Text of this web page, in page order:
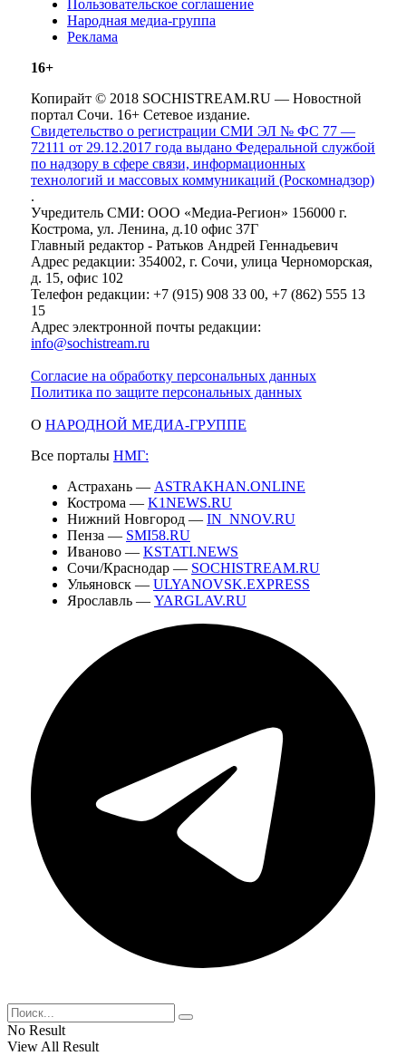
Пользовательское соглашение
Народная медиа-группа
Реклама
16+
Копирайт © 2018 SOCHISTREAM.RU — Новостной
портал Сочи. 16+ Сетевое издание.
Свидетельство о регистрации СМИ ЭЛ № ФС 77 —
72111 от 29.12.2017 года выдано Федеральной службой
по надзору в сфере связи, информационных
технологий и массовых коммуникаций (Роскомнадзор)
.
Учредитель СМИ: ООО «Медиа-Регион» 156000 г.
Кострома, ул. Ленина, д.10 офис 37Г
Главный редактор - Ратьков Андрей Геннадьевич
Адрес редакции: 354002, г. Сочи, улица Черноморская,
д. 15, офис 102
Телефон редакции: +7 (915) 908 33 00, +7 (862) 555 13
15
Адрес электронной почты редакции:
info@sochistream.ru
Согласие на обработку персональных данных
Политика по защите персональных данных
О НАРОДНОЙ МЕДИА-ГРУППЕ
Все порталы НМГ:
Астрахань — ASTRAKHAN.ONLINE
Кострома — K1NEWS.RU
Нижний Новгород — IN_NNOV.RU
Пенза — SMI58.RU
Иваново — KSTATI.NEWS
Сочи/Краснодар — SOCHISTREAM.RU
Ульяновск — ULYANOVSK.EXPRESS
Ярославль — YARGLAV.RU
No Result
View All Result